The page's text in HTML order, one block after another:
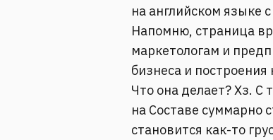
на английском языке
Напомню, страница
маркетологам и
бизнеса и
Что она делает? Хз. С
на Составе суммарно
становится как-то